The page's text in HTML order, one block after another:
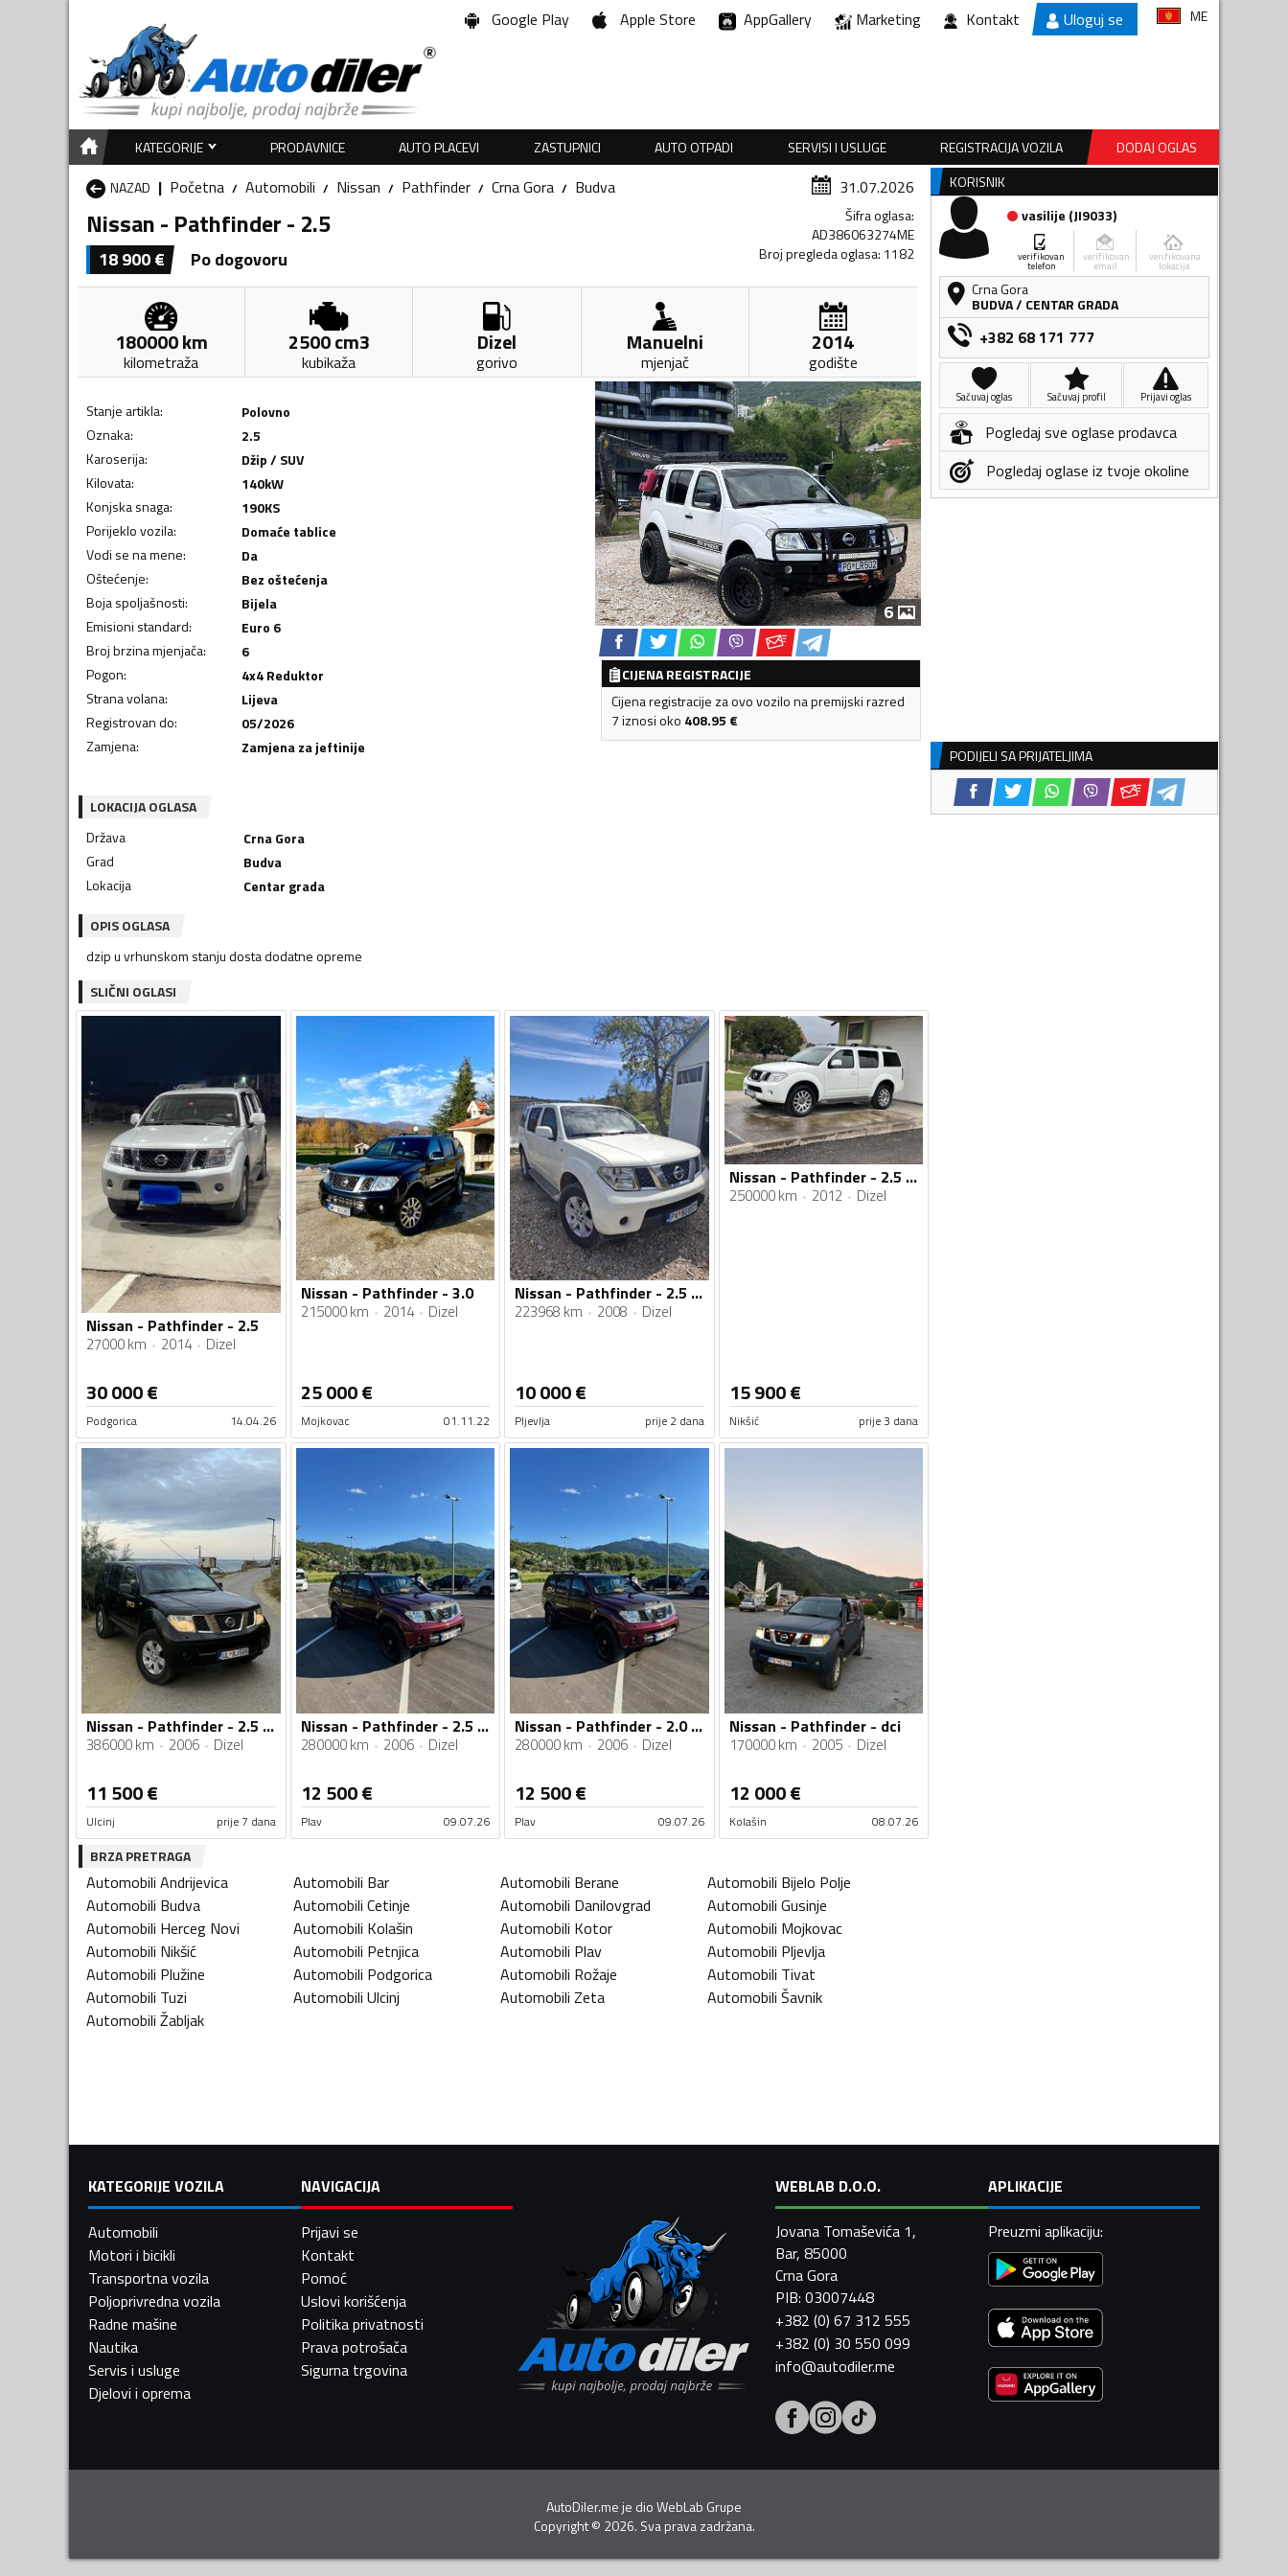
Google Play Apple Store AppGallery Marketing Kontakt Uloguj se ME
KATEGORIJE PRODAVNICE AUTO PLACEVI ZASTUPNICI AUTO OTPADI SERVISI I USLUGE REGISTRACIJA VOZILA
DODAJ OGLAS
NAZAD
Početna Automobili Nissan Pathfinder Crna Gora Budva 31.07.2026
Nissan - Pathfinder - 2.5
18 900€ Po dogovoru
Šifra oglasa:
AD386063274ME
Broj pregleda oglasa: 1182
180000km
kilometraža
2500cm3
kubikaža
Dizel
gorivo
Manuelni
mjenjač
2014
godište
Stanje artikla:
Polovno
Oznaka:
2.5
Karoserija:
Džip / SUV
Kilovata: 140kW
Konjska snaga: 190KS
Porijeklo vozila:
Domaće tablice
Vodi se na mene:
Da
Oštećenje:
Bez oštećenja
Boja spoljašnosti:
Bijela
Emisioni standard:
Euro 6
Broj brzina mjenjača:
6
Pogon:
4x4 Reduktor
Strana volana:
Lijeva
Registrovan do:
05/2026
Zamjena: Zamjena za jeftinije
6
CIJENA REGISTRACIJE
Cijena registracije za ovo vozilo na premijski razred
7 iznosi oko 408.95 €
LOKACIJA OGLASA
Država
Crna Gora
Grad
Budva
Lokacija
Centar grada
OPIS OGLASA
dzip u vrhunskom stanju dosta dodatne opreme
SLIČNI OGLASI
Nissan - Pathfinder - 2.5
27000 km 2014 Dizel
30 000€
Podgorica 14.04.26
Nissan - Pathfinder - 3.0
215000 km 2014 Dizel
25 000€
Mojkovac 01.11.22
Nissan - Pathfinder - 2.5 dci
223968 km 2008 Dizel
10 000€
Pljevlja prije 2 dana
Nissan - Pathfinder - 2.5 DCI
250000 km 2012 Dizel
15 900€
Nikšić prije 3 dana
Nissan - Pathfinder - 2.5 CDI
386000 km 2006 Dizel
11 500€
Ulcinj prije 7 dana
Nissan - Pathfinder - 2.5 126. kw
280000 km 2006 Dizel
12 500€
Plav 09.07.26
Nissan - Pathfinder - 2.0 126
280000 km 2006 Dizel
12 500€
Plav 09.07.26
Nissan - Pathfinder - dci
170000 km 2005 Dizel
12 000€
Kolašin 08.07.26
BRZA PRETRAGA
Automobili Andrijevica Automobili Bar Automobili Berane Automobili Bijelo Polje
Automobili Budva Automobili Cetinje Automobili Danilovgrad Automobili Gusinje
Automobili Herceg Novi Automobili Kolašin Automobili Kotor Automobili Mojkovac
Automobili Nikšić Automobili Petnjica Automobili Plav Automobili Pljevlja
Automobili Plužine Automobili Podgorica Automobili Rožaje Automobili Tivat
Automobili Tuzi Automobili Ulcinj Automobili Zeta Automobili Šavnik
Automobili Žabljak
KORISNIK
vasilije (JI9033)
verifikovan
telefon
verifikovan
email
verifikovana
lokacija
Crna Gora
BUDVA/ CENTAR GRADA
+382 68 171 777
Sačuvaj oglas Sačuvaj profil Prijavi oglas
Pogledaj sve oglase prodavca
Pogledaj oglase iz tvoje okoline
PODIJELI SA PRIJATELJIMA
KATEGORIJE VOZILA
Automobili
Motori i bicikli
Transportna vozila
Poljoprivredna vozila
Radne mašine
Nautika
Servis i usluge
Djelovi i oprema
NAVIGACIJA
Prijavi se
Kontakt
Pomoć
Uslovi korišćenja
Politika privatnosti
Prava potrošača
Sigurna trgovina
WEBLAB D.O.O.
Jovana Tomaševića 1,
Bar, 85000
Crna Gora
PIB: 03007448
+382 (0) 67 312 555
+382 (0) 30 550 099
info@autodiler.me
APLIKACIJE
Preuzmi aplikaciju:
AutoDiler.me je dioWebLab Grupe
Copyright© 2026. Sva prava zadržana.